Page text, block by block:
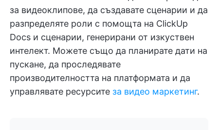
за видеоклипове, да създавате сценарии и да
разпределяте роли с помощта на ClickUp
Docs и сценарии, генерирани от изкуствен
интелект. Можете също да планирате дати на
пускане, да проследявате
производителността на платформата и да
управлявате ресурсите за видео маркетинг.